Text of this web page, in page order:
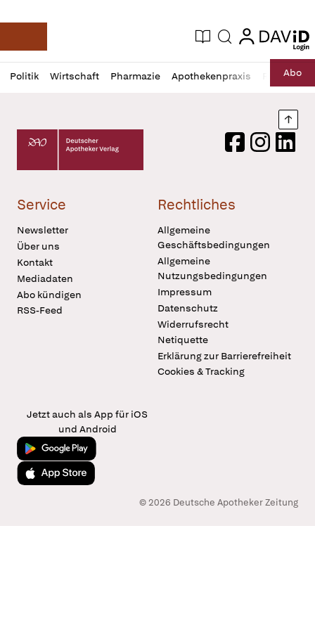
Deutsche Apotheker Zeitung
Aktuelle Ausgabe
Suche login
login
Politik Wirtschaft Pharmazie Apothekenpraxis RechtAbo
Profil
öffnen
Daz
Pur
Deutscher Apotheker Verlag Logo
FacebookInstagram
Service
Newsletter
Über uns
Kontakt
Mediadaten
Abo kündigen
RSS-Feed
Rechtliches
Allgemeine
Geschäftsbedingungen
Allgemeine
Nutzungsbedingungen
Impressum
Datenschutz
Widerrufsrecht
Netiquette
Erklärung zur Barrierefreiheit
Cookies & Tracking
Jetzt auch als App für iOS
und Android
Jetzt bei Google Play
Laden im App Store
© 2026 Deutsche Apotheker Zeitung